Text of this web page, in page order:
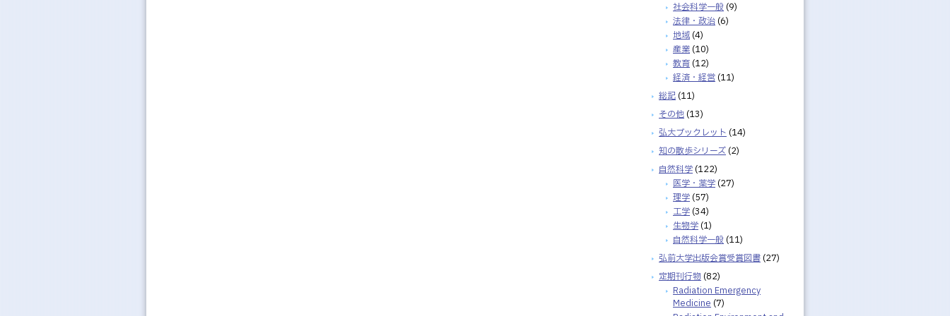
社会科学一般 (9)
法律・政治 (6)
地域 (4)
産業 (10)
教育 (12)
経済・経営 (11)
総記 (11)
その他 (13)
弘大ブックレット (14)
知の散歩シリーズ (2)
自然科学 (122)
医学・薬学 (27)
理学 (57)
工学 (34)
生物学 (1)
自然科学一般 (11)
弘前大学出版会賞受賞図書 (27)
定期刊行物 (82)
Radiation Emergency
Medicine (7)